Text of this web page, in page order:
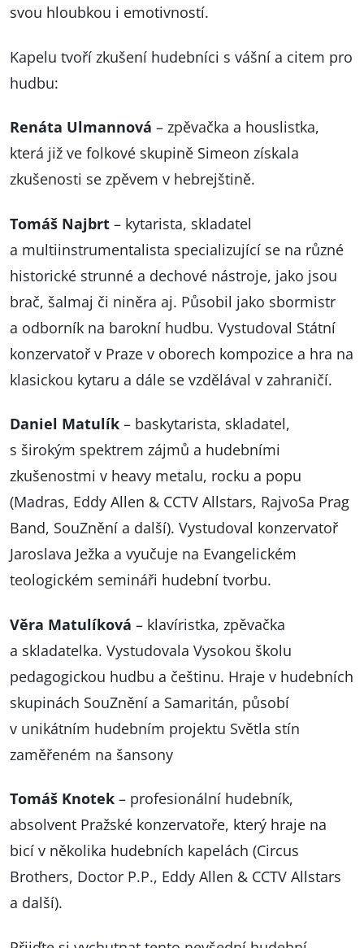
svou hloubkou i emotivností.
Kapelu tvoří zkušení hudebníci s vášní a citem pro
hudbu:
Renáta Ulmannová – zpěvačka a houslistka,
která již ve folkové skupině Simeon získala
zkušenosti se zpěvem v hebrejštině.
Tomáš Najbrt – kytarista, skladatel
a multiinstrumentalista specializující se na různé
historické strunné a dechové nástroje, jako jsou
brač, šalmaj či niněra aj. Působil jako sbormistr
a odborník na barokní hudbu. Vystudoval Státní
konzervatoř v Praze v oborech kompozice a hra na
klasickou kytaru a dále se vzdělával v zahraničí.
Daniel Matulík – baskytarista, skladatel,
s širokým spektrem zájmů a hudebními
zkušenostmi v heavy metalu, rocku a popu
(Madras, Eddy Allen & CCTV Allstars, RajvoSa Prag
Band, SouZnění a další). Vystudoval konzervatoř
Jaroslava Ježka a vyučuje na Evangelickém
teologickém semináři hudební tvorbu.
Věra Matulíková – klavíristka, zpěvačka
a skladatelka. Vystudovala Vysokou školu
pedagogickou hudbu a češtinu. Hraje v hudebních
skupinách SouZnění a Samaritán, působí
v unikátním hudebním projektu Světla stín
zaměřeném na šansony
Tomáš Knotek – profesionální hudebník,
absolvent Pražské konzervatoře, který hraje na
bicí v několika hudebních kapelách (Circus
Brothers, Doctor P.P., Eddy Allen & CCTV Allstars
a další).